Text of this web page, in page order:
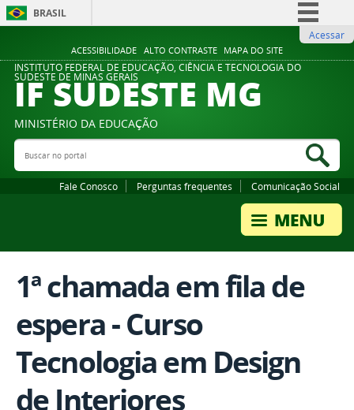
ACESSIBILIDADE ALTO CONTRASTE MAPA DO SITE
BRASIL
Comunica BR
Participe
Legislação
Acessar
INSTITUTO FEDERAL DE EDUCAÇÃO, CIÊNCIA E TECNOLOGIA DO
SUDESTE DE MINAS GERAIS
IF SUDESTE MG
MINISTÉRIO DA EDUCAÇÃO
Buscar no portal
Fale Conosco Perguntas frequentes Comunicação Social
1ª chamada em fila de
espera - Curso
Tecnologia em Design
de Interiores